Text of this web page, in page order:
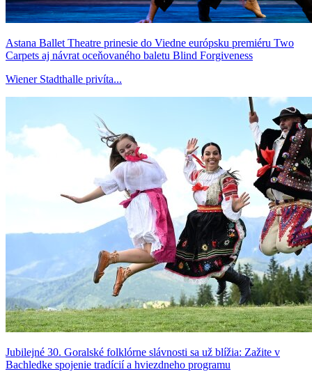
Astana Ballet Theatre prinesie do Viedne európsku premiéru Two
Carpets aj návrat oceňovaného baletu Blind Forgiveness
Wiener Stadthalle privíta...
Jubilejné 30. Goralské folklórne slávnosti sa už blížia: Zažite v
Bachledke spojenie tradícií a hviezdneho programu